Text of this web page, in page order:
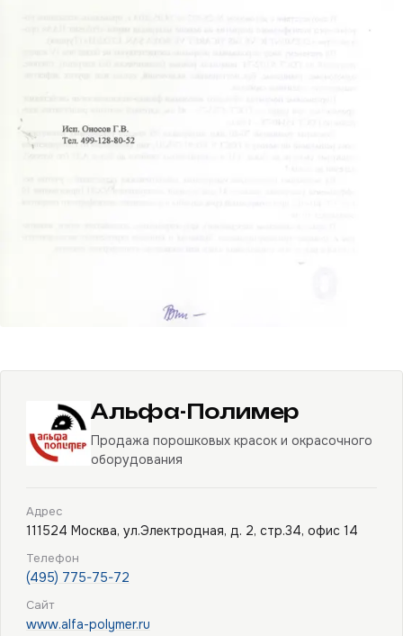
Альфа-Полимер
Продажа порошковых красок и окрасочного
оборудования
Адрес
111524 Москва, ул.Электродная, д. 2, стр.34, офис 14
Телефон
(495) 775-75-72
Сайт
www.alfa-polymer.ru